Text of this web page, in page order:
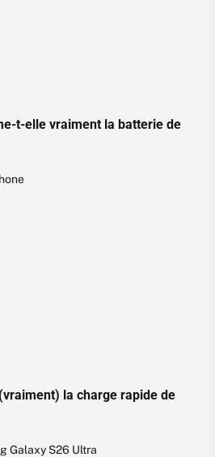
t-elle vraiment la batterie de
la charge rapide de